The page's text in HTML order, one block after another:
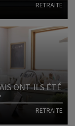
RETRAITE
Lire l'article
ONT-ILS ÉTÉ
RETRAITE